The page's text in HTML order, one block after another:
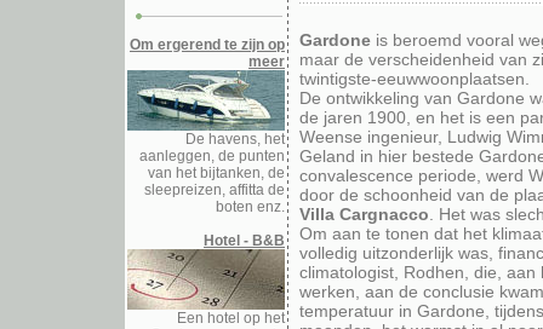
Om ergerend te zijn op
meer
De havens, het
aanleggen, de punten
van het bijtanken, de
sleepreizen, affitta de
boten enz.
Hotel - B&B
Een hotel op het
Gardone is beroemd vooral
maar de verscheidenheid van
twintigste-eeuwwoonplaatsen.
De ontwikkeling van Gardone
de jaren 1900, en het is een
Weense ingenieur, Ludwig
Geland in hier bestede
convalescence periode, werd
door de schoonheid van de
Villa Cargnacco . Het was
Om aan te tonen dat het
volledig uitzonderlijk was,
climatologist, Rodhen, die, aan
werken, aan de conclusie
temperatuur in Gardone,